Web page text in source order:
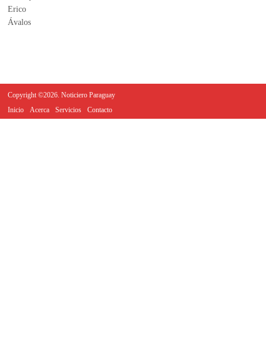
Copyright ©2026. Noticiero Paraguay
Inicio
Acerca Servicios Contacto